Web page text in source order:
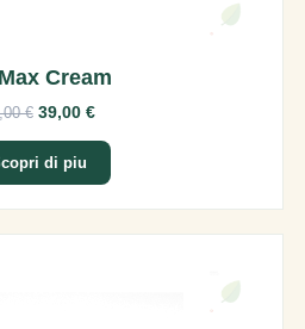
Cream
€39,00 €
di piu